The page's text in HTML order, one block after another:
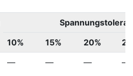
10%
15% 20%
— — — —